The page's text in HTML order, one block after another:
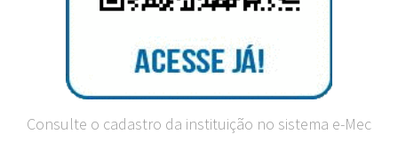
Consulte o cadastro da instituição no sistema e-Mec